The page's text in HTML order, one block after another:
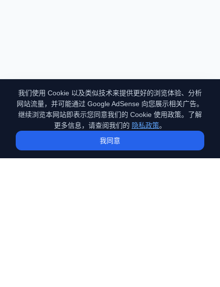
我们使用 Cookie 以及类似技术来提供更好的浏览体验、分析
网站流量，并可能通过 Google AdSense 向您展示相关广告。
继续浏览本网站即表示您同意我们的 Cookie 使用政策。了解
更多信息，请查阅我们的 隐私政策。
我同意